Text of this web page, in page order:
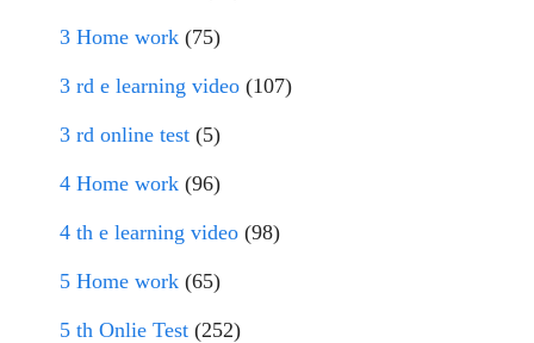
3 Home work (75)
3 rd e learning video (107)
3 rd online test (5)
4 Home work (96)
4 th e learning video (98)
5 Home work (65)
5 th Onlie Test (252)